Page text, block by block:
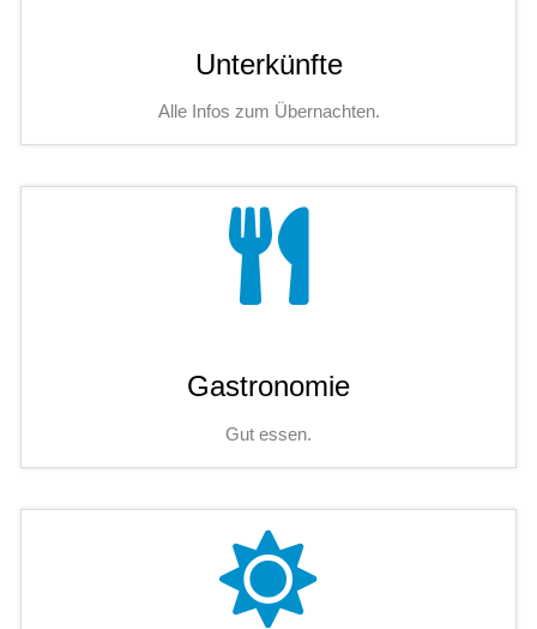
Unterkünfte
Alle Infos zum Übernachten.
Gastronomie
Gut essen.